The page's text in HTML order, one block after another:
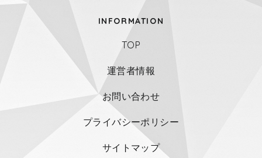
INFORMATION
TOP
運営者情報
お問い合わせ
プライバシーポリシー
サイトマップ